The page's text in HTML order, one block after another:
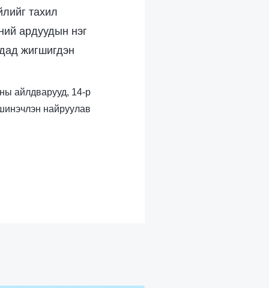
тахил
ардуудын нэг
жигшигдэн
айлдварууд, 14-р
найруулав